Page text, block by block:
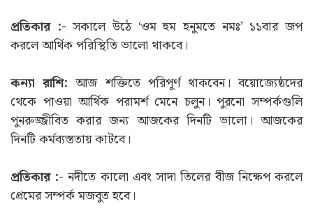
প্রতিকার :- সকালে উঠে ‘ওম হুম হনুমতে নমঃ’ ১১বার জপ
করলে আর্থিক পরিস্থিতি ভালো থাকবে।
কন্যা রাশি: আজ শক্তিতে পরিপূর্ণ থাকবেন। বয়োজ্যেষ্ঠদের
থেকে পাওয়া আর্থিক পরামর্শ মেনে চলুন। পুরনো সম্পর্কগুলি
পুনরুজ্জীবিত করার জন্য আজকের দিনটি ভালো। আজকের
দিনটি কর্মব্যস্ততায় কাটবে।
প্রতিকার :- নদীতে কালো এবং সাদা তিলের বীজ নিক্ষেপ করলে
প্রেমের সম্পর্ক মজবুত হবে।